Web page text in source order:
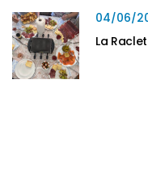
04/06/
La